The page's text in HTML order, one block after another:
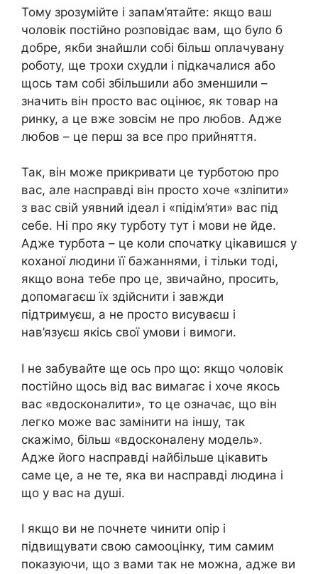
Тому зрозумійте і запам’ятайте: якщо ваш
чоловік постійно розповідає вам, що було б
добре, якби знайшли собі більш оплачувану
роботу, ще трохи схудли і підкачалися або
щось там собі збільшили або зменшили –
значить він просто вас оцінює, як товар на
ринку, а це вже зовсім не про любов. Адже
любов – це перш за все про прийняття.
Так, він може прикривати це турботою про
вас, але насправді він просто хоче «зліпити»
з вас свій уявний ідеал і «підім’яти» вас під
себе. Ні про яку турботу тут і мови не йде.
Адже турбота – це коли спочатку цікавишся у
коханої людини її бажаннями, і тільки тоді,
якщо вона тебе про це, звичайно, просить,
допомагаєш їх здійснити і завжди
підтримуєш, а не просто висуваєш і
нав’язуєш якісь свої умови і вимоги.
І не забувайте ще ось про що: якщо чоловік
постійно щось від вас вимагає і хоче якось
вас «вдосконалити», то це означає, що він
легко може вас замінити на іншу, так
скажімо, більш «вдосконалену модель».
Адже його насправді найбільше цікавить
саме це, а не те, яка ви насправді людина і
що у вас на душі.
І якщо ви не почнете чинити опір і
підвищувати свою самооцінку, тим самим
показуючи, що з вами так не можна, адже ви